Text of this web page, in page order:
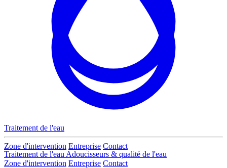
Traitement de l'eau Adoucisseurs & qualité de l'eau
Zone d'intervention Entreprise Contact
Traitement de l'eau
Zone d'intervention Entreprise Contact